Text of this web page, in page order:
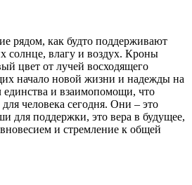
рядом, как будто поддерживают
солнце, влагу и воздух. Кроны
цвет от лучей восходящего
начало новой жизни и надежды на
и взаимопомощи, что
человека сегодня. Они – это
для поддержки, это вера в будущее,
и стремление к общей